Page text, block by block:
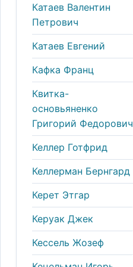
Катаев Валентин
Петрович
Катаев Евгений
Кафка Франц
Квитка-
основьяненко
Григорий Федорович
Келлер Готфрид
Келлерман Бернгард
Керет Этгар
Керуак Джек
Кессель Жозеф